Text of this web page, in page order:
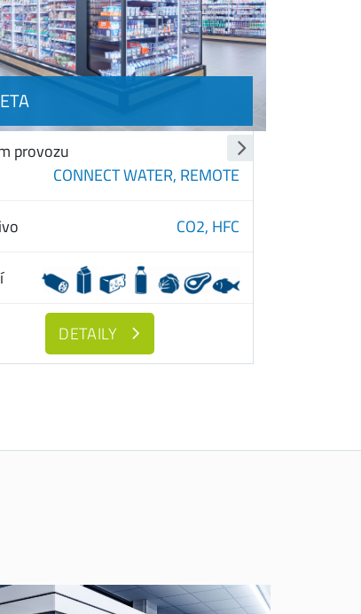
provozu
CONNECT WATER, REMOTE
CO2, HFC
DETAILY